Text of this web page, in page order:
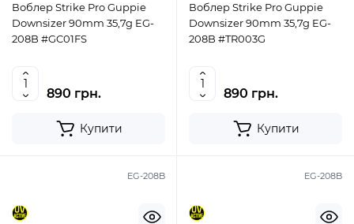
Воблер Strike Pro Guppie
Downsizer 90mm 35,7g EG-
208B #GC01FS
890 грн.
Купити
Воблер Strike Pro Guppie
Downsizer 90mm 35,7g EG-
208B #TR003G
890 грн.
Купити
EG-208B EG-208B